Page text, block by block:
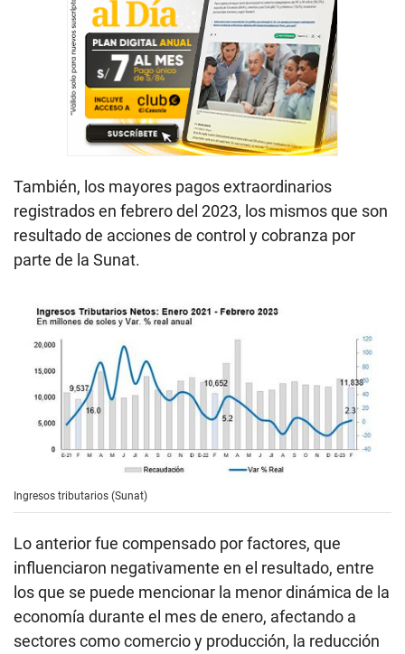
También, los mayores pagos extraordinarios
registrados en febrero del 2023, los mismos que son
resultado de acciones de control y cobranza por
parte de la Sunat.
Ingresos tributarios (Sunat)
Lo anterior fue compensado por factores, que
influenciaron negativamente en el resultado, entre
los que se puede mencionar la menor dinámica de la
economía durante el mes de enero, afectando a
sectores como comercio y producción, la reducción